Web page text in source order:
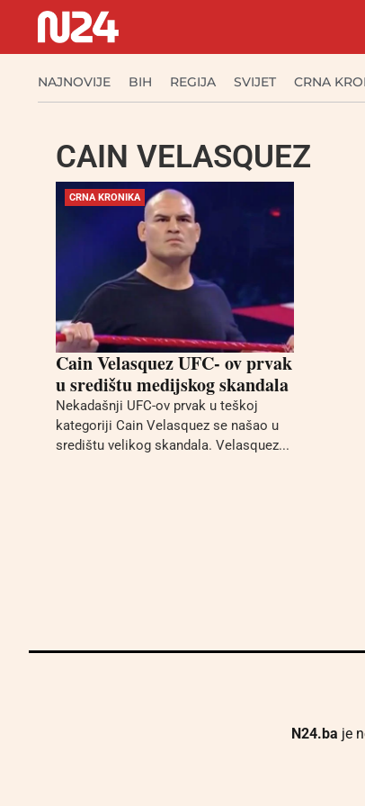
NAJNOVIJE BIH REGIJA SVIJET CRNA
CAIN VELASQUEZ
CRNA KRONIKA
Cain Velasquez UFC- ov prvak
u središtu medijskog skandala
Nekadašnji UFC-ov prvak u teškoj
kategoriji Cain Velasquez se našao u
središtu velikog skandala. Velasquez...
N24.ba je